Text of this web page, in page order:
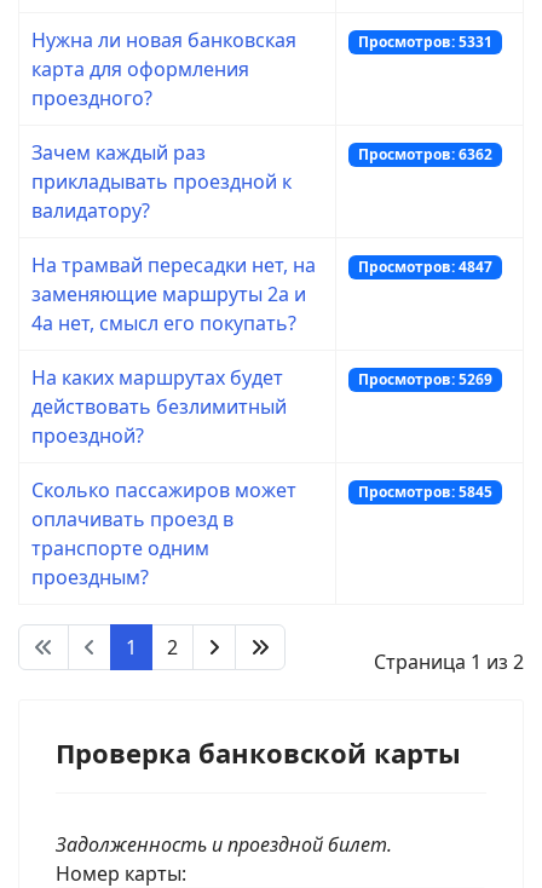
Нужна ли новая банковская
карта для оформления
проездного?
Просмотров: 5331
Зачем каждый раз
прикладывать проездной к
валидатору?
Просмотров: 6362
На трамвай пересадки нет, на
заменяющие маршруты 2а и
4а нет, смысл его покупать?
Просмотров: 4847
На каких маршрутах будет
действовать безлимитный
проездной?
Просмотров: 5269
Сколько пассажиров может
оплачивать проезд в
транспорте одним
проездным?
Просмотров: 5845
1 2
Страница 1 из 2
Проверка банковской карты
Задолженность и проездной билет.
Номер карты: